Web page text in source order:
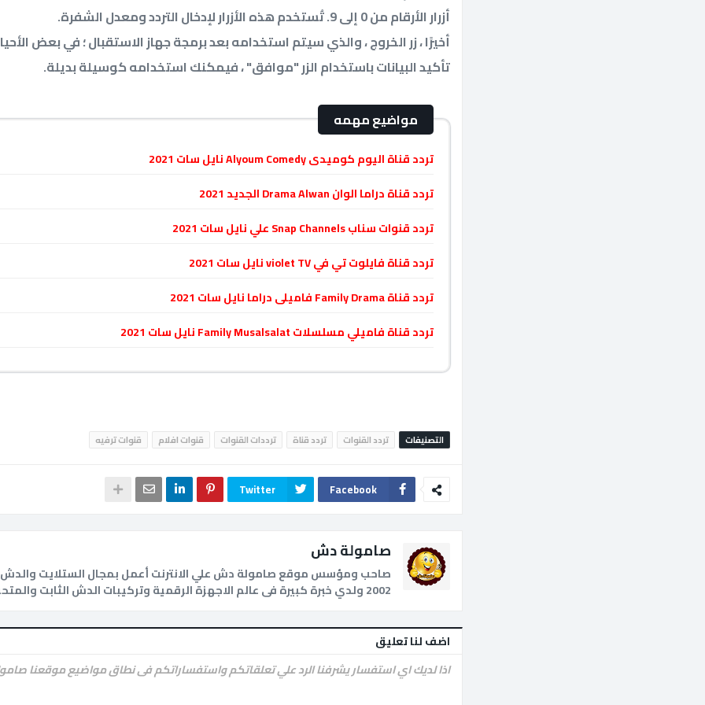
أزرار الأرقام من 0 إلى 9. تُستخدم هذه الأزرار لإدخال التردد ومعدل الشفرة.
أخيرًا ، زر الخروج ، والذي سيتم استخدامه بعد برمجة جهاز الاستقبال ؛ في بعض
تأكيد البيانات باستخدام الزر "موافق" ، فيمكنك استخدامه كوسيلة بديلة.
مواضيع مهمه
تردد قناة اليوم كوميدى Alyoum Comedy نايل سات 2021
تردد قناة دراما الوان Drama Alwan الجديد 2021
تردد قنوات سناب Snap Channels علي نايل سات 2021
تردد قناة فايلوت تي في violet TV نايل سات 2021
تردد قناة Family Drama فاميلى دراما نايل سات 2021
تردد قناة فاميلي مسلسلات Family Musalsalat نايل سات 2021
التصنيفات تردد القنوات تردد قناة ترددات القنوات قنوات افلام قنوات ترفيه
Facebook
Twitter
صامولة دش
صاحب ومؤسس موقع صامولة دش علي الانترنت أعمل بمجال الستلايت والدش
2002 ولدي خبرة كبيرة فى عالم الاجهزة الرقمية وتركيبات الدش الثابت والمتحرك.
اضف لنا تعليق
اذا لديك اي استفسار يشرفنا الرد علي تعلقاتكم واستفساراتكم فى نطاق مواضيع موقعنا